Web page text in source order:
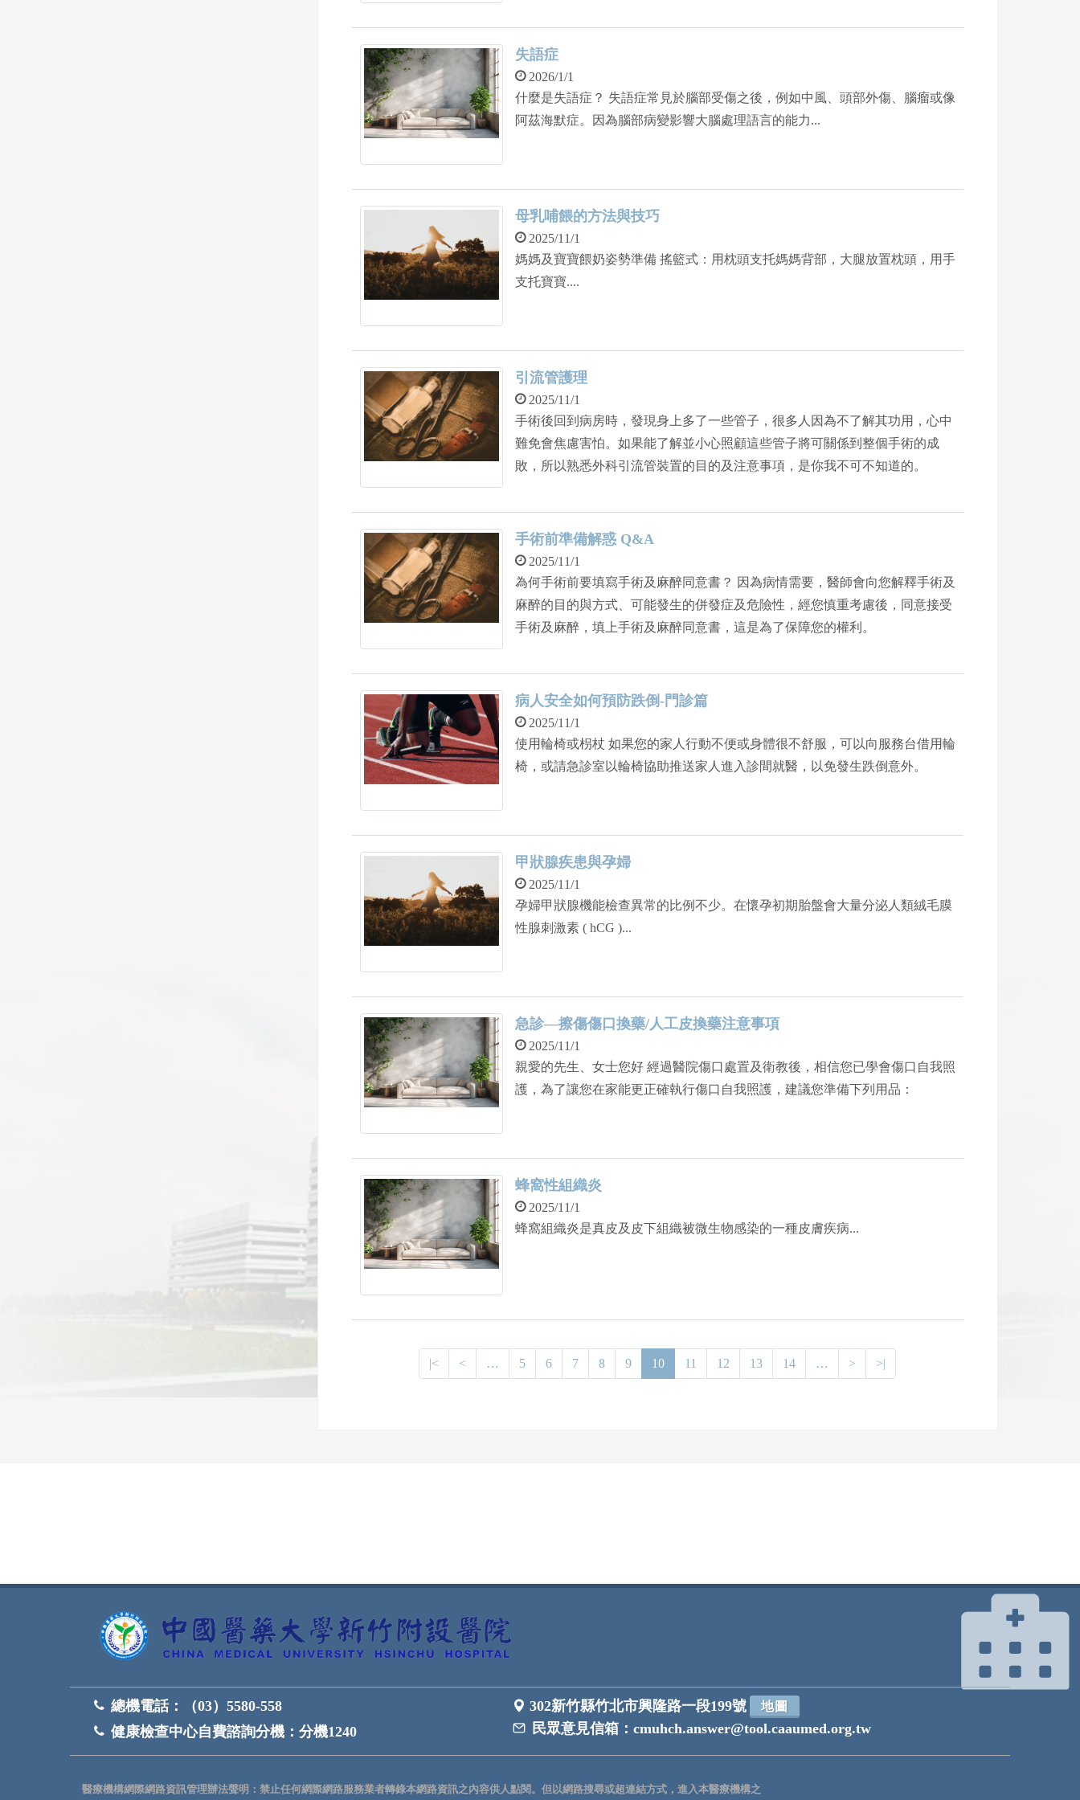
失語症
2026/1/1
什麼是失語症？ 失語症常見於腦部受傷之後，例如中風、頭部外傷、腦瘤或像
阿茲海默症。因為腦部病變影響大腦處理語言的能力...
母乳哺餵的方法與技巧
2025/11/1
媽媽及寶寶餵奶姿勢準備 搖籃式：用枕頭支托媽媽背部，大腿放置枕頭，用手
支托寶寶....
引流管護理
2025/11/1
手術後回到病房時，發現身上多了一些管子，很多人因為不了解其功用，心中
難免會焦慮害怕。如果能了解並小心照顧這些管子將可關係到整個手術的成
敗，所以熟悉外科引流管裝置的目的及注意事項，是你我不可不知道的。
手術前準備解惑 Q&A
2025/11/1
為何手術前要填寫手術及麻醉同意書？ 因為病情需要，醫師會向您解釋手術及
麻醉的目的與方式、可能發生的併發症及危險性，經您慎重考慮後，同意接受
手術及麻醉，填上手術及麻醉同意書，這是為了保障您的權利。
病人安全如何預防跌倒-門診篇
2025/11/1
使用輪椅或枴杖 如果您的家人行動不便或身體很不舒服，可以向服務台借用輪
椅，或請急診室以輪椅協助推送家人進入診間就醫，以免發生跌倒意外。
甲狀腺疾患與孕婦
2025/11/1
孕婦甲狀腺機能檢查異常的比例不少。在懷孕初期胎盤會大量分泌人類絨毛膜
性腺刺激素 ( hCG )...
急診—擦傷傷口換藥/人工皮換藥注意事項
2025/11/1
親愛的先生、女士您好 經過醫院傷口處置及衛教後，相信您已學會傷口自我照
護，為了讓您在家能更正確執行傷口自我照護，建議您準備下列用品：
蜂窩性組織炎
2025/11/1
蜂窩組織炎是真皮及皮下組織被微生物感染的一種皮膚疾病...
|< < … 5 6 7 8 9 10 11 12 13 14 … > >|
總機電話：
（03）5580-558
健康檢查中心自費諮詢分機： 分機1240
302新竹縣竹北市興隆路一段199號 地圖
民眾意見信箱：cmuhch.answer@tool.caaumed.org.tw
醫療機構網際網路資訊管理辦法聲明：禁止任何網際網路服務業者轉錄本網路資訊之內容供人點閱。但以網路搜尋或超連結方式，進入本醫療機構之